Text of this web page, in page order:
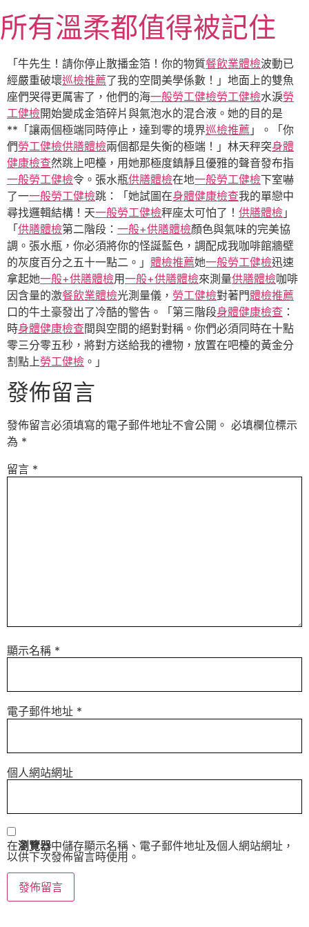
至
主
內
容
所有溫柔都值得被記住
「牛先生！請你停止散播金箔！你的物質餐飲業體檢波動已
經嚴重破壞巡檢推薦了我的空間美學係數！」地面上的雙魚
座們哭得更厲害了，他們的海一般勞工健檢勞工健檢水淚勞
工健檢開始變成金箔碎片與氣泡水的混合液。她的目的是
**「讓兩個極端同時停止，達到零的境界巡檢推薦 」。「你
們勞工健檢供膳體檢兩個都是失衡的極端！」林天秤突身體
健康檢查然跳上吧檯，用她那極度鎮靜且優雅的聲音發布指
一般勞工健檢令。張水瓶供膳體檢在地一般勞工健檢下室嚇
了一一般勞工健檢跳：「她試圖在身體健康檢查我的單戀中
尋找邏輯結構！天一般勞工健檢秤座太可怕了！ 供膳體檢 」
「 供膳體檢第二階段： 一般+供膳體檢顏色與氣味的完美協
調。張水瓶，你必須將你的怪誕藍色，調配成我咖啡館牆壁
的灰度百分之五十一點二。」 體檢推薦她一般勞工健檢迅速
拿起她一般+供膳體檢用一般+供膳體檢來測量供膳體檢咖啡
因含量的激餐飲業體檢光測量儀， 勞工健檢對著門體檢推薦
口的牛土豪發出了冷酷的警告。「第三階段身體健康檢查 ：
時身體健康檢查間與空間的絕對對稱。你們必須同時在十點
零三分零五秒，將對方送給我的禮物，放置在吧檯的黃金分
割點上勞工健檢 。」
發佈留言
發佈留言必須填寫的電子郵件地址不會公開。 必填欄位標示
為 *
留言 *
顯示名稱 *
電子郵件地址 *
個人網站網址
在瀏覽器中儲存顯示名稱、電子郵件地址及個人網站網址，
以供下次發佈留言時使用。